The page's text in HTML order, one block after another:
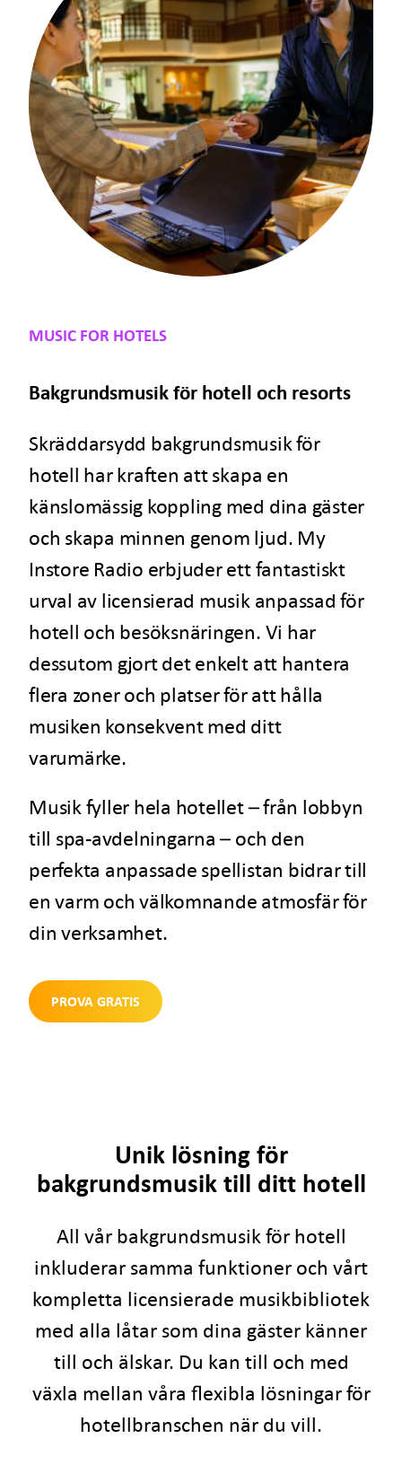
Prova gratis
Kontakt
Support
Sign In
SV
MUSIC FOR HOTELS
Bakgrundsmusik för hotell och resorts
Skräddarsydd bakgrundsmusik för
hotell har kraften att skapa en
känslomässig koppling med dina gäster
och skapa minnen genom ljud. My
Instore Radio erbjuder ett fantastiskt
urval av licensierad musik anpassad för
hotell och besöksnäringen. Vi har
dessutom gjort det enkelt att hantera
flera zoner och platser för att hålla
musiken konsekvent med ditt
varumärke.
Musik fyller hela hotellet – från lobbyn
till spa-avdelningarna – och den
perfekta anpassade spellistan bidrar till
en varm och välkomnande atmosfär för
din verksamhet.
PROVA GRATIS
Unik lösning för
bakgrundsmusik till ditt hotell
All vår bakgrundsmusik för hotell
inkluderar samma funktioner och vårt
kompletta licensierade musikbibliotek
med alla låtar som dina gäster känner
till och älskar. Du kan till och med
växla mellan våra flexibla lösningar för
hotellbranschen när du vill.